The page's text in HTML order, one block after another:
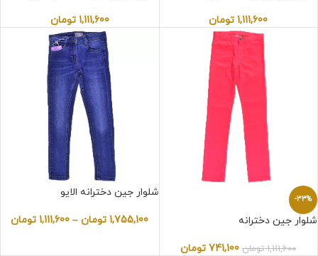
1,111,600 تومان 1,111,600 تومان
-33%
شلوار جین دخترانه
1,111,600 تومان 741,100 تومان
شلوار جین دخترانه الایو
1,755,100 تومان –
1,111,600 تومان